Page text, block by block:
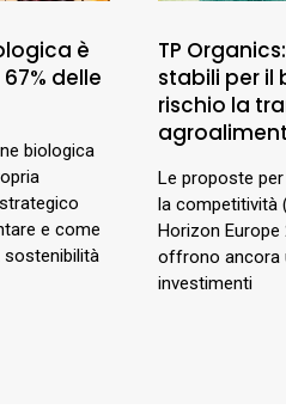
è
delle
biologica
e come
sostenibilità
TP
stabili per il
rischio la
Le proposte
la competitività
Horizon Europe
offrono ancora
investimenti